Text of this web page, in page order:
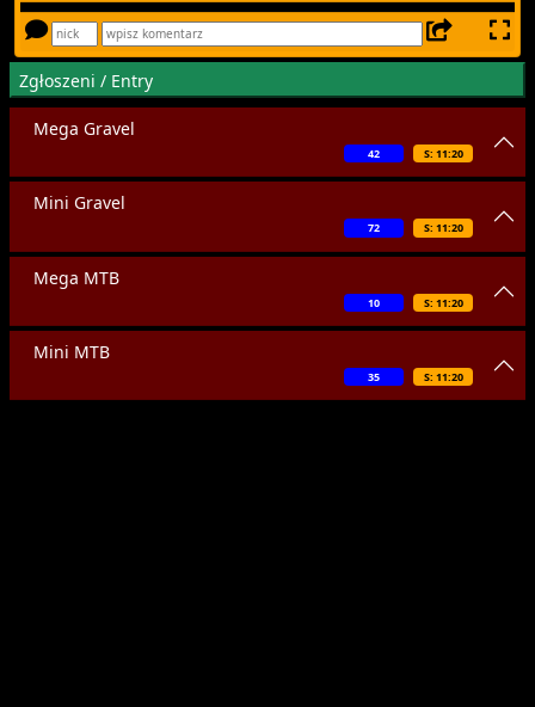
Zgłoszeni / Entry
Mega Gravel
S: 11:20
42
Mini Gravel
S: 11:20
72
Mega MTB
S: 11:20
10
Mini MTB
S: 11:20
35